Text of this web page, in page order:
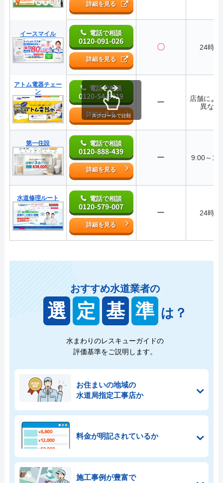
詳細を見る
イースマイル 電話で相談
0120-091-026
詳細を見る
〇 24時間
アトム電器チェー
ン
電話で相談
0120-54-8419
詳細を見る
ー
店舗によ
異なる
第一住設 電話で相談
0120-888-439
詳細を見る
ー 9:00～
水道修理ルート 電話で相談
0120-579-007
詳細を見る
ー 24時間
スクロールで比較
おすすめ水道業者の
選 定 基 準 は？
水まわりのレスキューガイドの
評価基準をご説明します。
お住まいの地域の
水道局指定工事店か
料金が明記されているか
施工事例が豊富で